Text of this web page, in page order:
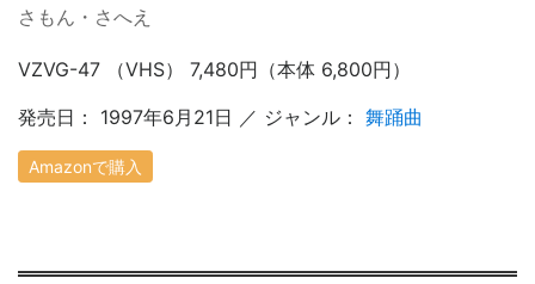
さもん・さへえ
VZVG-47 （VHS） 7,480円（本体 6,800円）
発売日： 1997年6月21日 ／ ジャンル： 舞踊曲
Amazonで購入